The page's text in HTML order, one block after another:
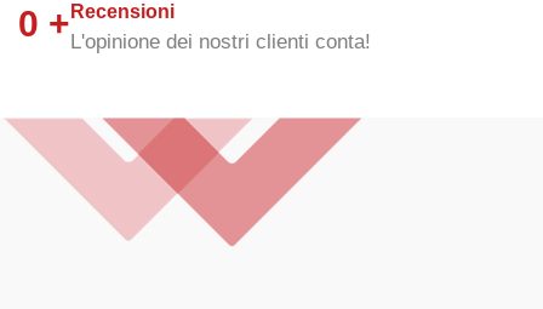
0 + Recensioni
L'opinione dei nostri clienti conta!